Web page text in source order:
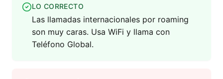
LO CORRECTO
Las llamadas internacionales por roaming
son muy caras. Usa WiFi y llama con
Teléfono Global.